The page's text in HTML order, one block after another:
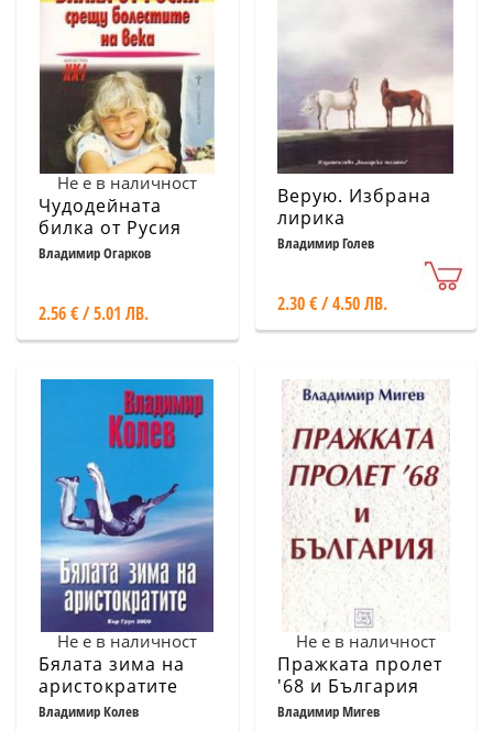
Не е в наличност
Чудодейната
билка от Русия
срещу болестите
Владимир Огарков
2.56 € / 5.01 ЛВ.
Верую. Избрана
лирика
Владимир Голев
2.30 € / 4.50 ЛВ.
Не е в наличност
Бялата зима на
аристократите
Владимир Колев
Не е в наличност
Пражката пролет
'68 и България
Владимир Мигев